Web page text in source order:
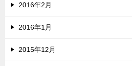
2016年2月
2016年1月
2015年12月